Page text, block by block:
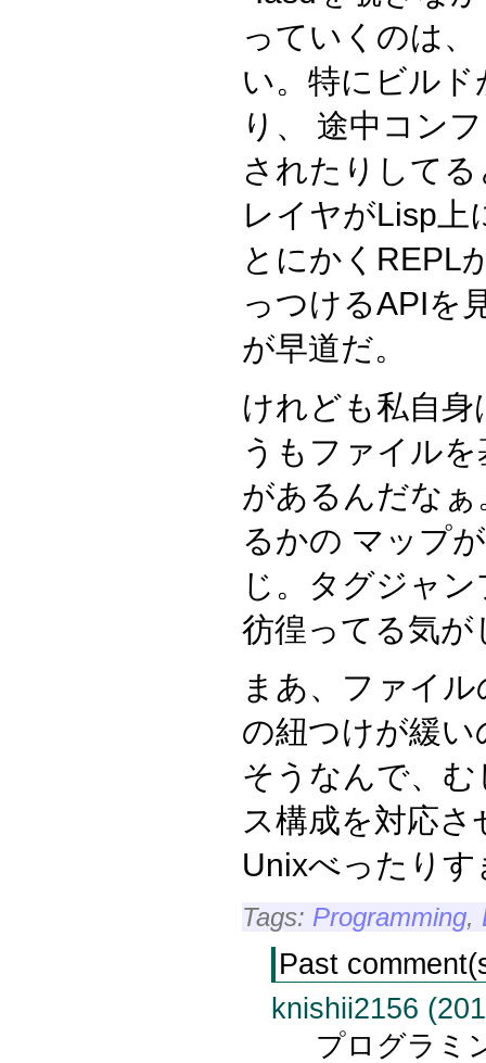
っていくのは
い。特にビル
り、 途中コン
されたりして
レイヤがLisp上
とにかくREPL
っつけるAPIを
が早道だ。
けれども私自
うもファイル
があるんだな
るかの マップ
じ。タグジャ
彷徨ってる気が
まあ、ファイ
の紐つけが緩
そうなんで、
ス構成を対応
Unixべったり
Tags: Programming,
Past
knishii2156
プログラミ